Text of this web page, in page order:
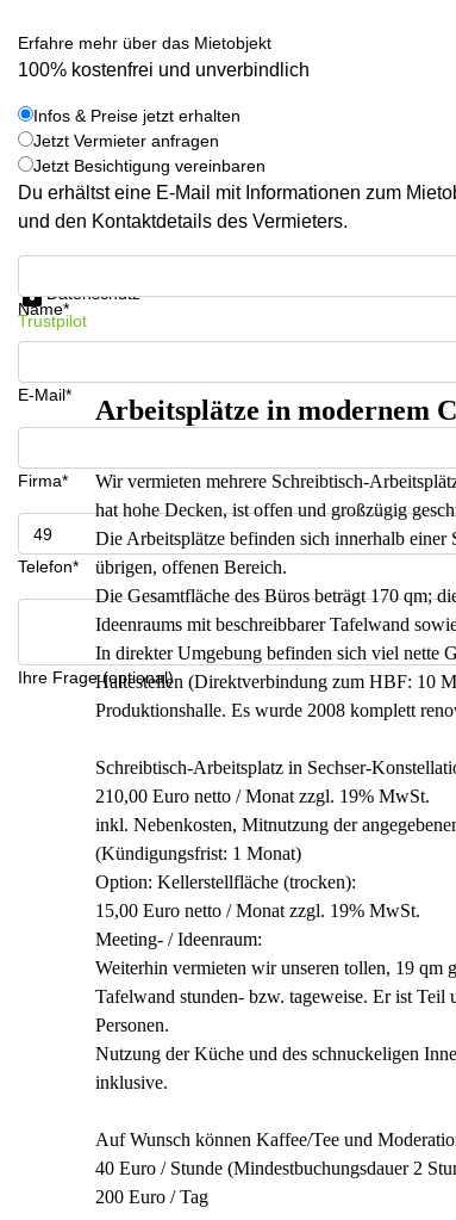
Erfahre mehr über das Mietobjekt
100% kostenfrei und unverbindlich
Infos & Preise jetzt erhalten
Jetzt Vermieter anfragen
Jetzt Besichtigung vereinbaren
Du erhältst eine E-Mail mit Informationen zum
und den Kontaktdetails des Vermieters.
Name*
E-Mail*
Firma*
Telefon*
Ihre Frage (optional)
Datenschutz
Trustpilot
Arbeitsplätze in modernem
Wir vermieten mehrere Schreibtisch-
hat hohe Decken, ist offen und großzügig
Die Arbeitsplätze befinden sich innerhalb
übrigen, offenen Bereich.
Die Gesamtfläche des Büros beträgt 170 qm;
Ideenraums mit beschreibbarer Tafelwand
In direkter Umgebung befinden sich viel nette
Haltestellen (Direktverbindung zum HBF: 10
Produktionshalle. Es wurde 2008 komplett
Schreibtisch-Arbeitsplatz in Sechser-
210,00 Euro netto / Monat zzgl. 19% MwSt.
inkl. Nebenkosten, Mitnutzung der
(Kündigungsfrist: 1 Monat)
Option: Kellerstellfläche (trocken):
15,00 Euro netto / Monat zzgl. 19% MwSt.
Meeting- / Ideenraum:
Weiterhin vermieten wir unseren tollen, 19 qm
Tafelwand stunden- bzw. tageweise. Er ist
Personen.
Nutzung der Küche und des schnuckeligen
inklusive.
Auf Wunsch können Kaffee/Tee und
40 Euro / Stunde (Mindestbuchungsdauer 2
200 Euro / Tag